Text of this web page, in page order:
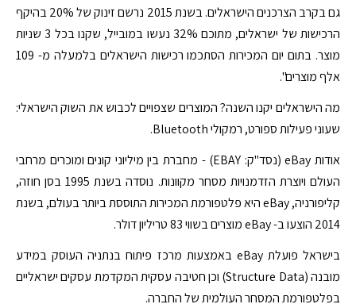
גם בקרב הצרכנים הישראלים. בשנת 2015 נרשם זינוק של 20% בהיקף
הרכישות של ישראלים, מתוכם 32% נעשו במובייל, שקנו בכל 3 שניות
מוצר. בתום יום המכירות הסתכמו רכישות הישראלים בלמעלה מ- 109
אלף מוצרים".
מה הישראלים יקנו השנה? המוצרים שצפויים לכבוש את השוק הישראלי:
שעוני פעילות ספורט, רמקולי Bluetooth.
אודות eBay (נסד"ק: EBAY) - מחברת בין מיליוני קונים ומוכרים מרחבי
העולם ויוצרת הזדמנויות מסחר מקוונות. נוסדה בשנת 1995 בסן חוזה,
קליפורניה, eBay היא פלטפורמת המכירות התוססת ביותר בעולם, בשנת
2014 הוצעו ב- eBay מוצרים בשווי 83 טריליון דולר.
בישראל פועלת eBay באמצעות מרכז פיתוח בנתניה העוסק במידע
מובנה (Structure Data) וכן חטיבה עסקית המקדמת עסקים ישראליים
בפלטפורמת המסחר העולמית של החברה.